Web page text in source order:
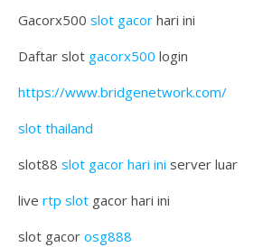
Gacorx500 slot gacor hari ini
Daftar slot gacorx500 login
https://www.bridgenetwork.com/
slot thailand
slot88 slot gacor hari ini server luar
live rtp slot gacor hari ini
slot gacor osg888